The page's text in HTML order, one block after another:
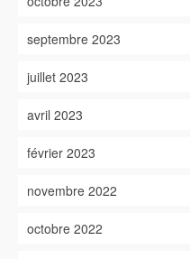
septembre 2023
juillet 2023
avril 2023
février 2023
novembre 2022
octobre 2022